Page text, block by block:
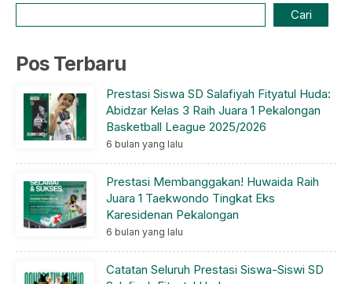
Cari
Pos Terbaru
Prestasi Siswa SD Salafiyah Fityatul Huda:
Abidzar Kelas 3 Raih Juara 1 Pekalongan
Basketball League 2025/2026
6 bulan yang lalu
Prestasi Membanggakan! Huwaida Raih
Juara 1 Taekwondo Tingkat Eks
Karesidenan Pekalongan
6 bulan yang lalu
Catatan Seluruh Prestasi Siswa-Siswi SD